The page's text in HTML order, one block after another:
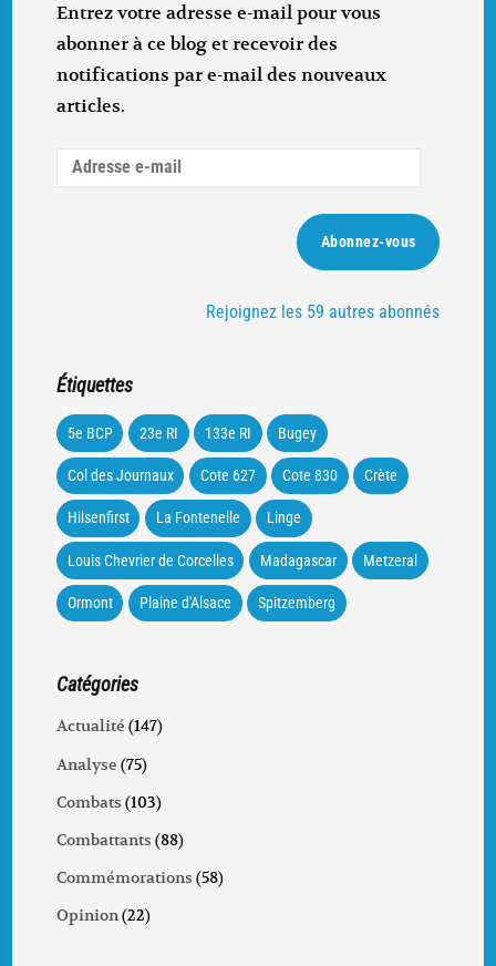
Entrez votre adresse e-mail pour vous
abonner à ce blog et recevoir des
notifications par e-mail des nouveaux
articles.
Adresse
Abonnez-vous
Rejoignez les 59 autres abonnés
Étiquettes
5e BCP 23e RI 133e RI Bugey
Col des Journaux Cote 627 Cote 830 Crète
Hilsenfirst La Fontenelle Linge
Louis Chevrier de Corcelles Madagascar Metzeral
Ormont Plaine d'Alsace Spitzemberg
Catégories
Actualité (147)
Analyse (75)
Combats (103)
Combattants (88)
Commémorations (58)
Opinion(22)